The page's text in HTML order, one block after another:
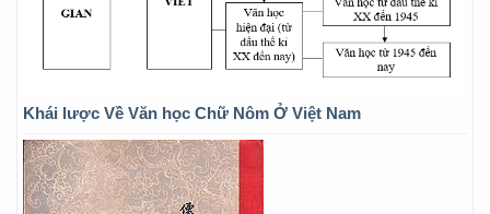
Khái lược Về Văn học Chữ Nôm Ở Việt Nam